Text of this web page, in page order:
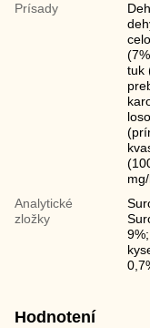
Prísady
tuk
Analytické
zložky
Hodnotení